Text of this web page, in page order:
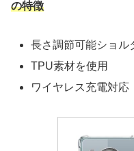
の特徴
長さ調節可能ショル
TPU素材を使用
ワイヤレス充電対応